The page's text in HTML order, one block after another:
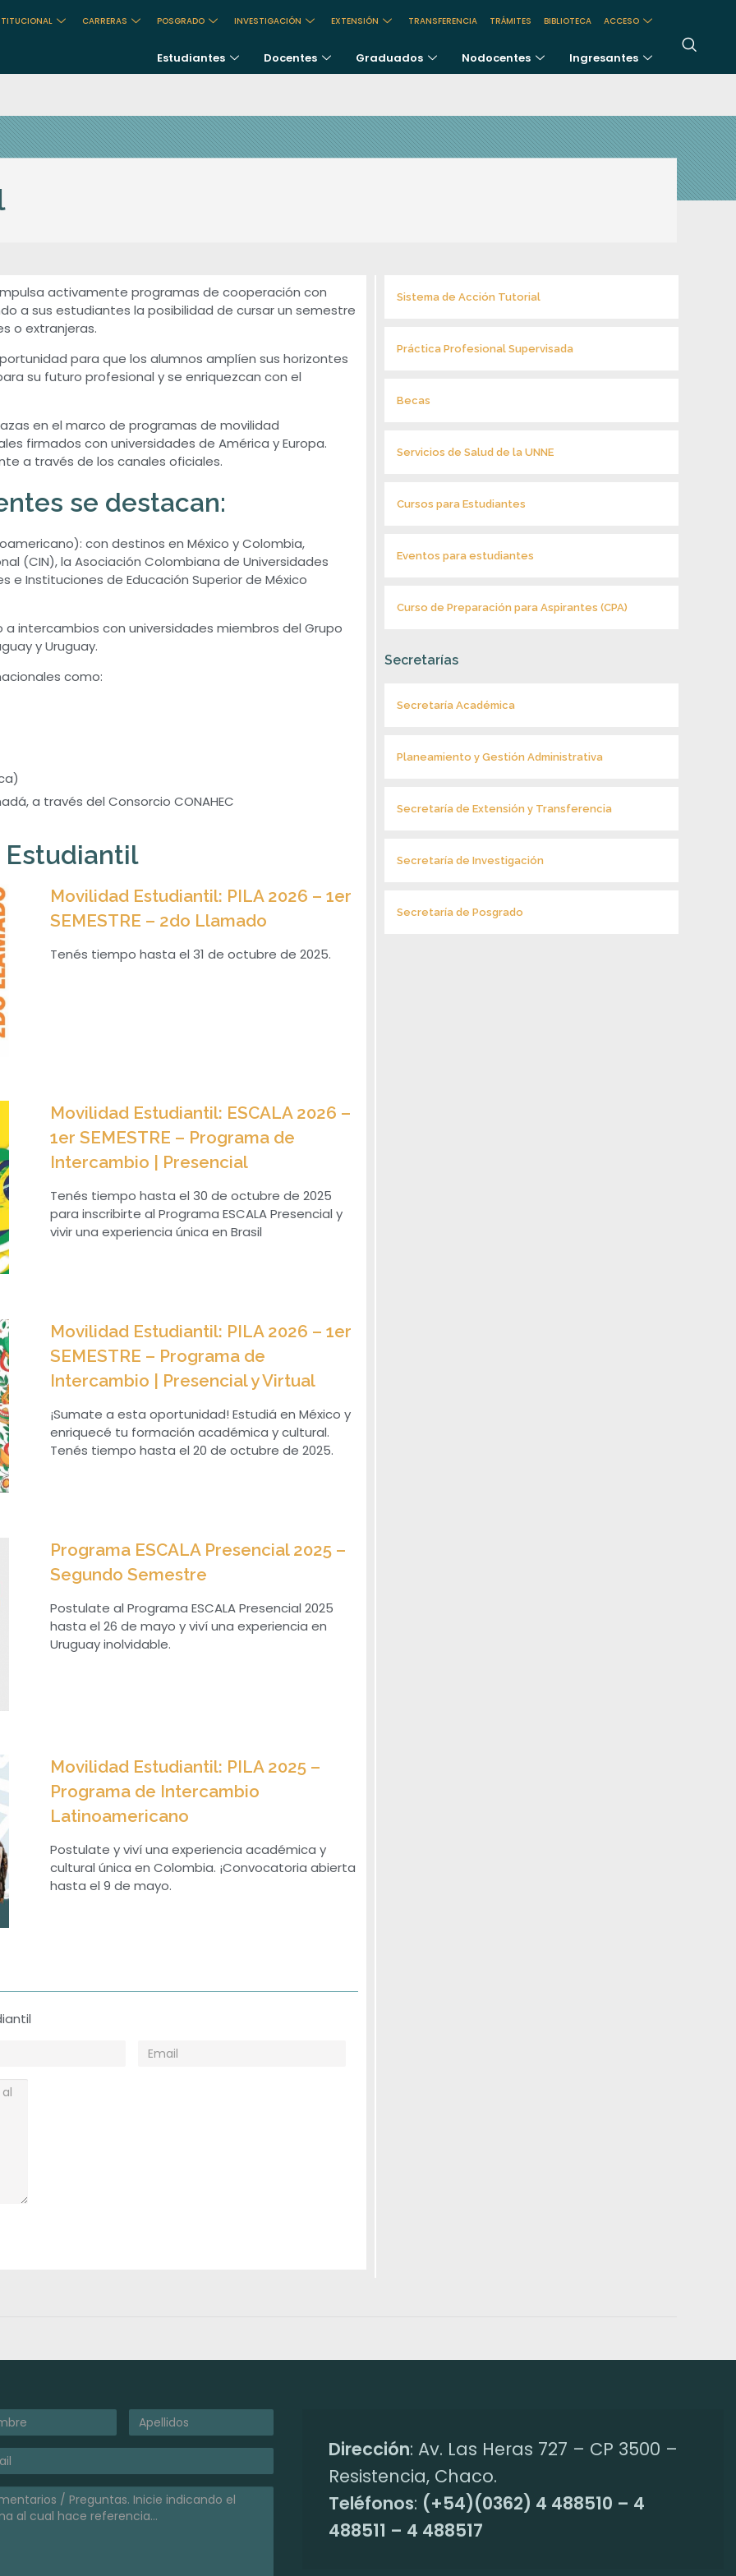
CARRERAS POSGRADO INVESTIGACIÓN EXTENSIÓN TRANSFERENCIA TRÁMITES BIBLIOTECA ACCESO
Estudiantes Docentes Graduados Nodocentes Ingresantes
activamente programas de cooperación con
a sus estudiantes la posibilidad de cursar un semestre
o extranjeras.
para que los alumnos amplíen sus horizontes
su futuro profesional y se enriquezcan con el
en el marco de programas de movilidad
firmados con universidades de América y Europa.
a través de los canales oficiales.
se destacan:
con destinos en México y Colombia,
(CIN), la Asociación Colombiana de Universidades
e Instituciones de Educación Superior de México
a intercambios con universidades miembros del Grupo
y Uruguay.
como:
a través del Consorcio CONAHEC
Estudiantil
Movilidad Estudiantil: PILA 2026 – 1er
SEMESTRE – 2do Llamado
Tenés tiempo hasta el 31 de octubre de 2025.
Movilidad Estudiantil: ESCALA 2026 –
1er SEMESTRE – Programa de
Intercambio | Presencial
Tenés tiempo hasta el 30 de octubre de 2025
para inscribirte al Programa ESCALA Presencial y
vivir una experiencia única en Brasil
Movilidad Estudiantil: PILA 2026 – 1er
SEMESTRE – Programa de
Intercambio | Presencial y Virtual
¡Sumate a esta oportunidad! Estudiá en México y
enriquecé tu formación académica y cultural.
Tenés tiempo hasta el 20 de octubre de 2025.
Programa ESCALA Presencial 2025 –
Segundo Semestre
Postulate al Programa ESCALA Presencial 2025
hasta el 26 de mayo y viví una experiencia en
Uruguay inolvidable.
Movilidad Estudiantil: PILA 2025 –
Programa de Intercambio
Latinoamericano
Postulate y viví una experiencia académica y
cultural única en Colombia. ¡Convocatoria abierta
hasta el 9 de mayo.
Sistema de Acción Tutorial
Práctica Profesional Supervisada
Becas
Servicios de Salud de la UNNE
Cursos para Estudiantes
Eventos para estudiantes
Curso de Preparación para Aspirantes (CPA)
Secretarías
Secretaría Académica
Planeamiento y Gestión Administrativa
Secretaría de Extensión y Transferencia
Secretaría de Investigación
Secretaría de Posgrado
Dirección: Av. Las Heras 727 – CP 3500 –
Resistencia, Chaco.
Teléfonos: (+54)(0362) 4 488510 – 4
488511 – 4 488517